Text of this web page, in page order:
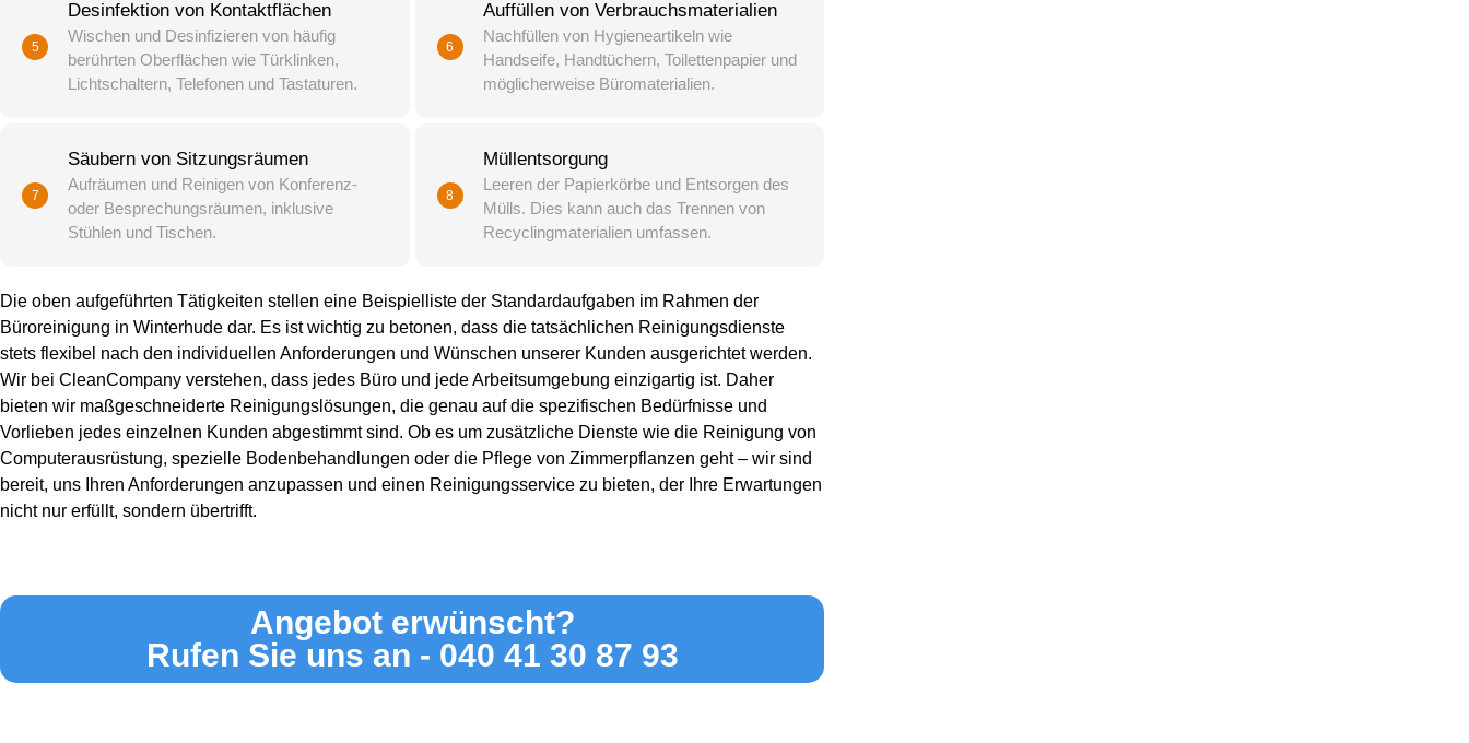
5
Desinfektion von Kontaktflächen
Wischen und Desinfizieren von häufig
berührten Oberflächen wie Türklinken,
Lichtschaltern, Telefonen und Tastaturen.
6
Auffüllen von Verbrauchsmaterialien
Nachfüllen von Hygieneartikeln wie
Handseife, Handtüchern, Toilettenpapier und
möglicherweise Büromaterialien.
7
Säubern von Sitzungsräumen
Aufräumen und Reinigen von Konferenz-
oder Besprechungsräumen, inklusive
Stühlen und Tischen.
8
Müllentsorgung
Leeren der Papierkörbe und Entsorgen des
Mülls. Dies kann auch das Trennen von
Recyclingmaterialien umfassen.
Die oben aufgeführten Tätigkeiten stellen eine Beispielliste der Standardaufgaben im Rahmen der
Büroreinigung in Winterhude dar. Es ist wichtig zu betonen, dass die tatsächlichen Reinigungsdienste
stets flexibel nach den individuellen Anforderungen und Wünschen unserer Kunden ausgerichtet werden.
Wir bei CleanCompany verstehen, dass jedes Büro und jede Arbeitsumgebung einzigartig ist. Daher
bieten wir maßgeschneiderte Reinigungslösungen, die genau auf die spezifischen Bedürfnisse und
Vorlieben jedes einzelnen Kunden abgestimmt sind. Ob es um zusätzliche Dienste wie die Reinigung von
Computerausrüstung, spezielle Bodenbehandlungen oder die Pflege von Zimmerpflanzen geht – wir sind
bereit, uns Ihren Anforderungen anzupassen und einen Reinigungsservice zu bieten, der Ihre Erwartungen
nicht nur erfüllt, sondern übertrifft.
Angebot erwünscht?
Rufen Sie uns an - 040 41 30 87 93